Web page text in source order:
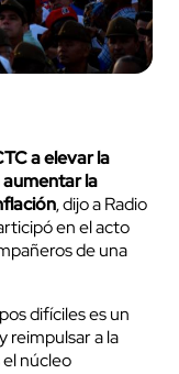
a elevar la
la
, dijo a Radio
en el acto
de una
difíciles es un
reimpulsar a la
el núcleo